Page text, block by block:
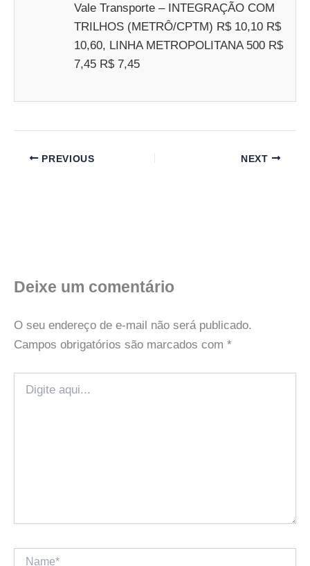
Vale Transporte – INTEGRAÇÃO COM
TRILHOS (METRÔ/CPTM) R$ 10,10 R$
10,60, LINHA METROPOLITANA 500 R$
7,45 R$ 7,45
PREVIOUS NEXT
Deixe um comentário
O seu endereço de e-mail não será publicado.
Campos obrigatórios são marcados com *
aqui...
Name*